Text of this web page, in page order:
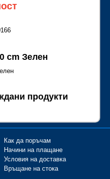
cm Зелен
продукти
Как да поръчам
Начини на плащане
Условия на доставка
Връщане на стока